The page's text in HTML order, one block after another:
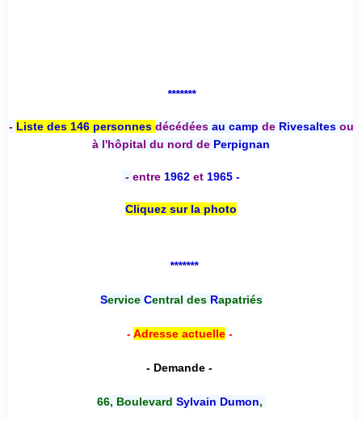
*******
- Liste des 146 personnes décédées au camp deRivesaltesou
à l'hôpital du nord de Perpignan
- entre 1962 et 1965 -
Cliquez sur la photo
*******
Service Central desRapatriés
-Adresse actuelle-
- Demande -
66, Boulevard Sylvain Dumon,